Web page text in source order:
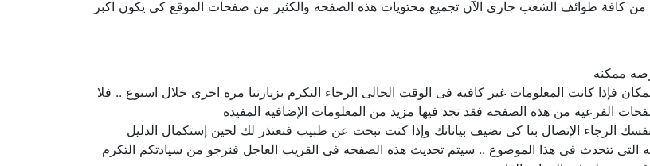
كافة طوائف الشعب جارى الآن تجميع محتويات هذه الصفحه والكثير من صفحات الموقع كى يكون اكبر
ممكنه
فإذا كانت المعلومات غير كافيه فى الوقت الحالى الرجاء التكرم بزيارتنا مره اخرى خلال اسبوع .. فلا
الفرعيه من هذه الصفحه فقد تجد فيها مزيد من المعلومات الإضافيه المفيده
الرجاء الإتصال بنا كى نضيف بياناتك وإذا كنت تبحث عن طبيب فنعتذر لك لحين إستكمال الدليل
التى تتحدث فى هذا الموضوع .. سيتم تحديث هذه الصفحه فى القريب العاجل فنرجو من سيادتكم التكرم